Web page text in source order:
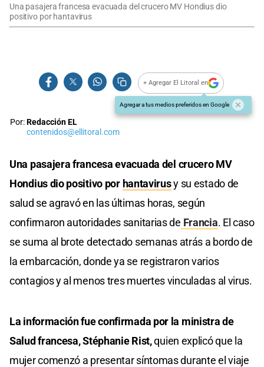
Una pasajera francesa evacuada del crucero MV Hondius dio
positivo por hantavirus
+ Agregar El Litoral en
Agregar a tus medios preferidos en Google
Por:Redacción EL
contenidos@ellitoral.com
Una pasajera francesa evacuada del crucero MV
Hondius dio positivo por hantavirusy su estado de
salud se agravó en las últimas horas, según
confirmaron autoridades sanitarias de Francia. El caso
se suma al brote detectado semanas atrás a bordo de
la embarcación, donde ya se registraron varios
contagios y al menos tres muertes vinculadas al virus.
La información fue confirmada por la ministra de
Salud francesa, Stéphanie Rist,quien explicó que la
mujer comenzó a presentar síntomas durante el viaje